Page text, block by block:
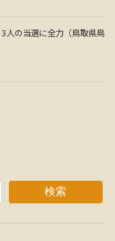
人の当選に全力（鳥取県鳥
検索